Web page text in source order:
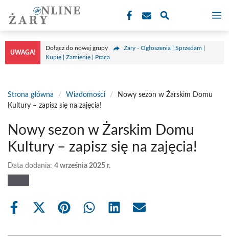
treści
UWAGA!
Dołącz do nowej grupy
Żary - Ogłoszenia | Sprzedam |
Kupię | Zamienię | Praca
Strona główna / Wiadomości /
Nowy sezon w Żarskim Domu
Kultury – zapisz się na zajęcia!
Nowy sezon w Żarskim Domu
Kultury – zapisz się na zajęcia!
Data dodania: 4 września 2025 r.
Share
Share
(Twitter)
Share Share Share Share